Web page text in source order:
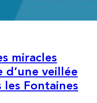
miracles
d’une veillée
les Fontaines